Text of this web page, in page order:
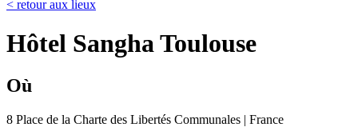
< retour aux lieux
Hôtel Sangha Toulouse
Où
8 Place de la Charte des Libertés Communales | France